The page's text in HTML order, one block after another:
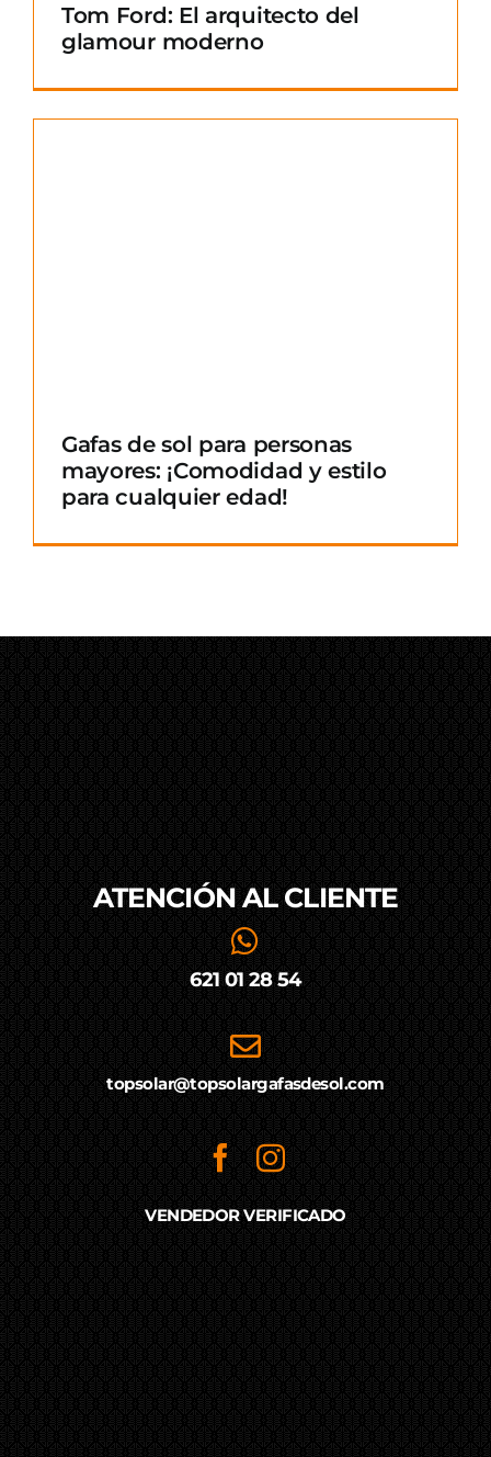
Tom Ford: El arquitecto del
glamour moderno
Gafas de sol para personas
mayores: ¡Comodidad y estilo
para cualquier edad!
ATENCIÓN AL CLIENTE
621 01 28 54
topsolar@topsolargafasdesol.com
VENDEDOR VERIFICADO